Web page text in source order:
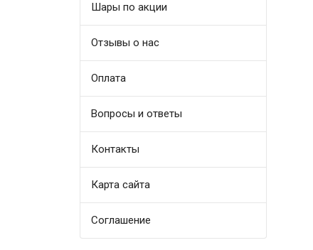
Шары по акции
Отзывы о нас
Оплата
Вопросы и ответы
Контакты
Карта сайта
Соглашение